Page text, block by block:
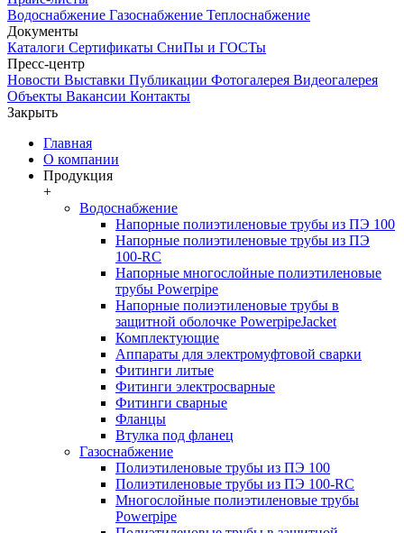
Водоснабжение Газоснабжение Теплоснабжение
Документы
Каталоги Сертификаты СниПы и ГОСТы
Пресс-центр
Новости Выставки Публикации Фотогалерея Видеогалерея
Объекты Вакансии Контакты
Закрыть
Главная
О компании
Продукция
+
Водоснабжение
Напорные полиэтиленовые трубы из ПЭ 100
Напорные полиэтиленовые трубы из ПЭ
100-RC
Напорные многослойные полиэтиленовые
трубы Powerpipe
Напорные полиэтиленовые трубы в
защитной оболочке PowerpipeJacket
Комплектующие
Аппараты для электромуфтовой сварки
Фитинги литые
Фитинги электросварные
Фитинги сварные
Фланцы
Втулка под фланец
Газоснабжение
Полиэтиленовые трубы из ПЭ 100
Полиэтиленовые трубы из ПЭ 100-RC
Многослойные полиэтиленовые трубы
Powerpipe